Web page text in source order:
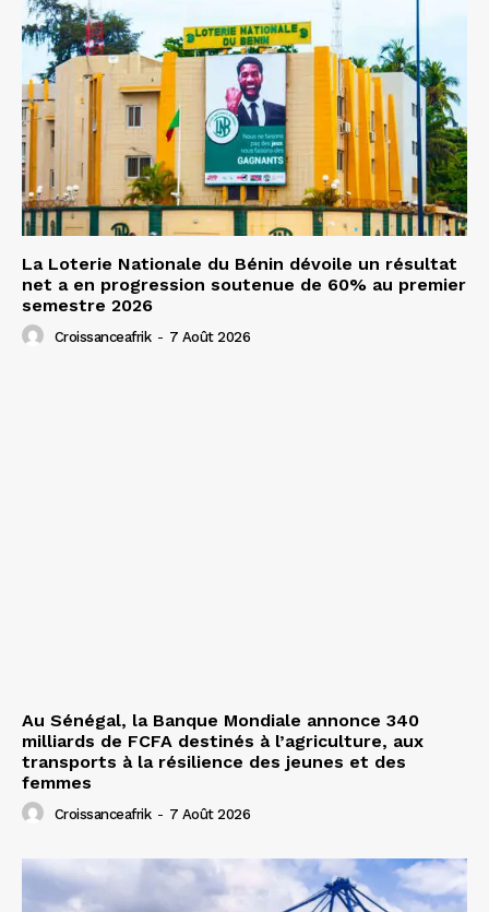
La Loterie Nationale du Bénin dévoile un résultat
net a en progression soutenue de 60% au premier
semestre 2026
Croissanceafrik - 7 Août 2026
Au Sénégal, la Banque Mondiale annonce 340
milliards de FCFA destinés à l’agriculture, aux
transports à la résilience des jeunes et des
femmes
Croissanceafrik - 7 Août 2026